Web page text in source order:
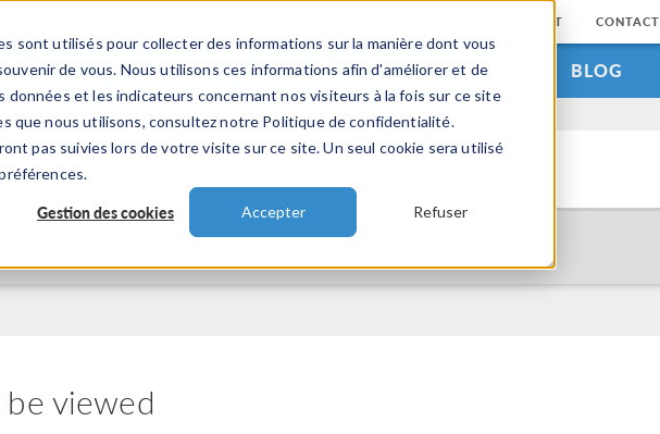
sont utilisés pour collecter des informations sur la manière dont vous
de vous. Nous utilisons ces informations afin d'améliorer et de
et les indicateurs concernant nos visiteurs à la fois sur ce site
que nous utilisons, consultez notre Politique de confidentialité.
pas suivies lors de votre visite sur ce site. Un seul cookie sera utilisé
Gestion des cookies Accepter Refuser
SUPPORT CONTACT
INDUSTRIES VIDEOS EVENEMENTS BLOG
viewed